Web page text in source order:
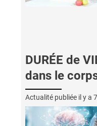
DURÉE de
dans le
Actualité publiée il y a